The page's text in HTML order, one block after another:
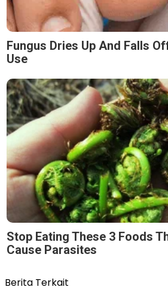
Fungus Dries Up And Falls
Use
Stop Eating These 3 Foods
Cause Parasites
Berita Terkait